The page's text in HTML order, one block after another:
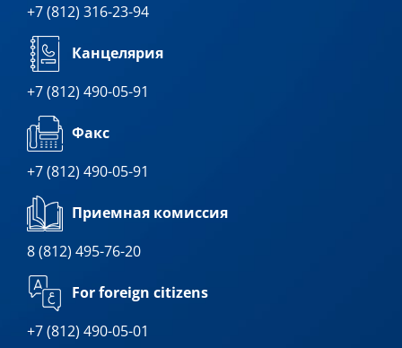
+7 (812) 316-23-94
Канцелярия
+7 (812) 490-05-91
Факс
+7 (812) 490-05-91
Приемная комиссия
8 (812) 495-76-20
For foreign citizens
+7 (812) 490-05-01